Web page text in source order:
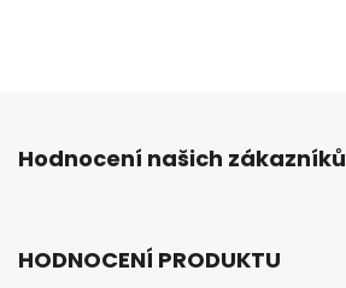
Hodnocení našich zákazníků
HODNOCENÍ PRODUKTU